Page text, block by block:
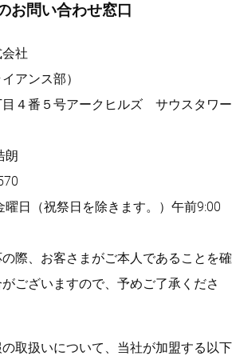
お問い合わせ窓口
社
アンス部）
４番５号アークヒルズ サウスタワー
朗
曜日（祝祭日を除きます。）午前9:00
際、お客さまがご本人であることを確
ございますので、予めご了承くださ
取扱いについて、当社が加盟する以下